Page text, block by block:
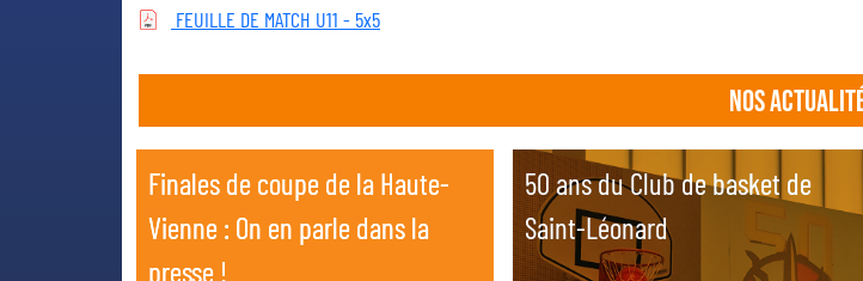
FEUILLE DE MATCH U11 - 5x5
Nos
Finales de coupe de la Haute-
Vienne : On en parle dans la
presse !
Finales de coupe de la Haute-
Vienne : On en parle dans la
presse !
50 ans du Club de basket de
Saint-Léonard
50 ans du Club de basket de
Saint-Léonard